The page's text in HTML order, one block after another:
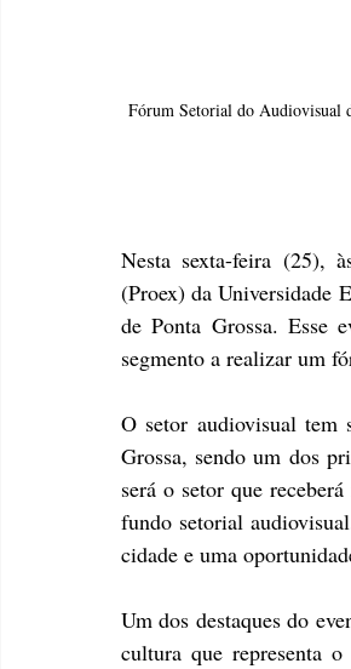
Fórum Setorial do Audiovisual
Nesta sexta-feira (25),
(Proex) da Universidade
de Ponta Grossa. Esse
segmento a realizar um
O setor audiovisual tem
Grossa, sendo um dos
será o setor que
fundo setorial
cidade e uma
Um dos destaques do
cultura que representa